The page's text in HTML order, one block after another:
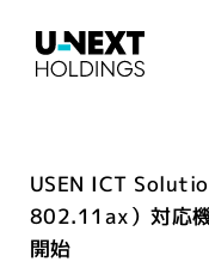
USEN ICT
802.11ax）対応
開始